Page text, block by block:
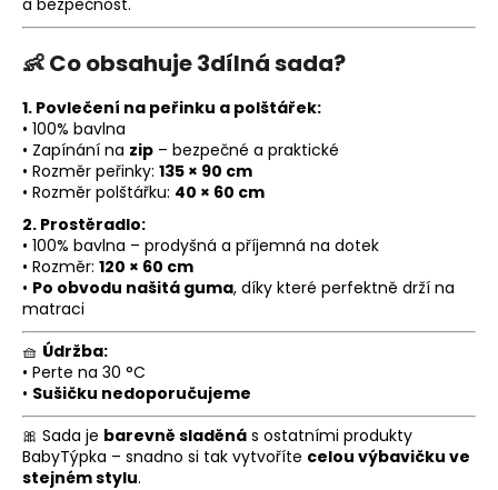
👶 Co obsahuje 3dílná sada?
1. Povlečení na peřinku a polštářek:
• 100% bavlna
• Zapínání na zip – bezpečné a praktické
• Rozměr peřinky: 135 × 90 cm
• Rozměr polštářku: 40 × 60 cm
2. Prostěradlo:
• 100% bavlna – prodyšná a příjemná na dotek
• Rozměr: 120 × 60 cm
• Po obvodu našitá guma, díky které perfektně drží na
matraci
🧺 Údržba:
• Perte na 30 °C
• Sušičku nedoporučujeme
🎀 Sada je barevně sladěná s ostatními produkty
BabyTýpka – snadno si tak vytvoříte celou výbavičku ve
stejném stylu.
u
j
e
t
e
n
a
j
í
t
?
HLEDAT